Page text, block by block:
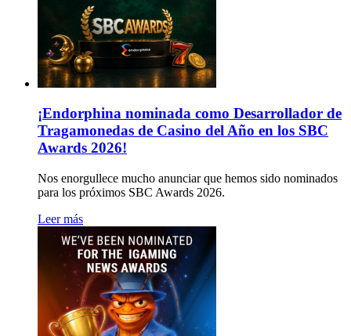
¡Endorphina nominada como Desarrollador de
Tragamonedas de Casino del Año en los SBC
Awards 2026!
Nos enorgullece mucho anunciar que hemos sido nominados
para los próximos SBC Awards 2026.
Leer más